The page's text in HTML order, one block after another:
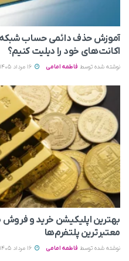
آموزش حذف دائمی حساب
اکانت‌های خود را دیلیت کنیم؟
نوشته شده توسط فاطمه امامی
بهترین اپلیکیشن خرید و
معتبرترین پلتفرم‌ها
نوشته شده توسط فاطمه امامی